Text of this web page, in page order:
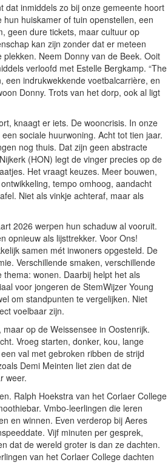
dat inmiddels zo bij onze gemeente hoort
huiskamer of tuin openstellen, een
geen dure tickets, maar cultuur op
kan zijn zonder dat er meteen
Neem Donny van de Beek. Ooit
verloofd met Estelle Bergkamp. “The
een indrukwekkende voetbalcarrière, en
Donny. Trots van het dorp, ook al ligt
knaagt er iets. De wooncrisis. In onze
sociale huurwoning. Acht tot tien jaar.
nog thuis. Dat zijn geen abstracte
(HON) legt de vinger precies op de
Het vraagt keuzes. Meer bouwen,
tempo omhoog, aandacht
Niet als vinkje achteraf, maar als
2026 werpen hun schaduw al vooruit.
opnieuw als lijsttrekker. Voor Ons!
samen mét inwoners opgesteld. De
Verschillende smaken, verschillende
wonen. Daarbij helpt het als
voor jongeren de StemWijzer Young
om standpunten te vergelijken. Niet
voelbaar zijn.
op de Weissensee in Oostenrijk.
Vroeg starten, donker, kou, lange
val met gebroken ribben de strijd
Demi Meinten liet zien dat de
weer.
Ralph Hoekstra van het Corlaer College
Vmbo-leerlingen die leren
en winnen. Even verderop bij Aeres
Vijf minuten per gesprek,
dat de wereld groter is dan ze dachten.
van het Corlaer College dachten